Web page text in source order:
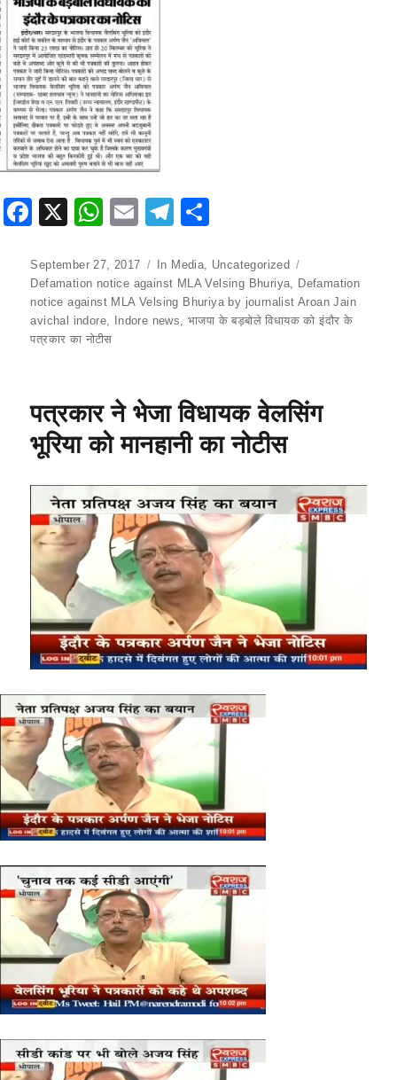
F
c
e
b
o
k
X
W
at
s
A
p
E
ai
l
T
e
gr
a
ar
e
Posted
on
September 27, 2017 Categories
In Media, Uncategorized
Defamation notice against MLA Velsing Bhuriya, Defamation
notice against MLA Velsing Bhuriya by journalist Aroan Jain
avichal indore, Indore news,भाजपा के बड़बोले विधायक को इंदौर के
पत्रकार का नोटीस
पत्रकार ने भेजा विधायक वेलसिंग
भूरिया को मानहानी का नोटीस